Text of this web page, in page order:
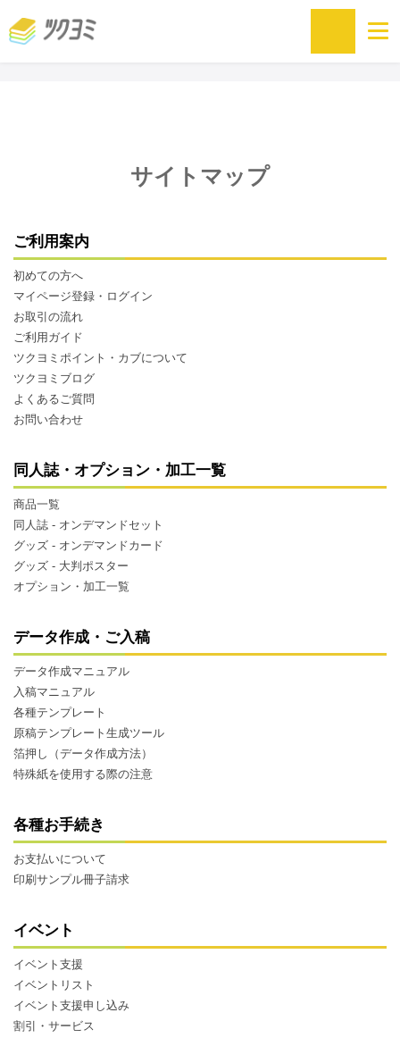
サイトマップ
ご利用案内
初めての方へ
マイページ登録・ログイン
お取引の流れ
ご利用ガイド
ツクヨミポイント・カブについて
ツクヨミブログ
よくあるご質問
お問い合わせ
同人誌・オプション・加工一覧
商品一覧
同人誌 - オンデマンドセット
グッズ - オンデマンドカード
グッズ - 大判ポスター
オプション・加工一覧
データ作成・ご入稿
データ作成マニュアル
入稿マニュアル
各種テンプレート
原稿テンプレート生成ツール
箔押し（データ作成方法）
特殊紙を使用する際の注意
各種お手続き
お支払いについて
印刷サンプル冊子請求
イベント
イベント支援
イベントリスト
イベント支援申し込み
割引・サービス